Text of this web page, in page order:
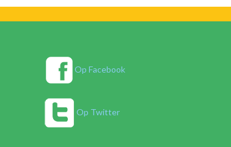
Op Facebook
Op Twitter